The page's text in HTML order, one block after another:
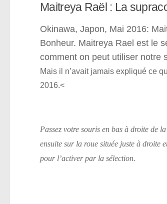
Maitreya Raël : La
Okinawa, Japon, Mai 2016:
Bonheur. Maitreya Rael est le
comment on peut utiliser notre
Mais il n’avait jamais expliqué ce
2016.<
Passez votre souris en bas à droite de
ensuite sur la roue située juste à droite
pour l’activer par la sélection.